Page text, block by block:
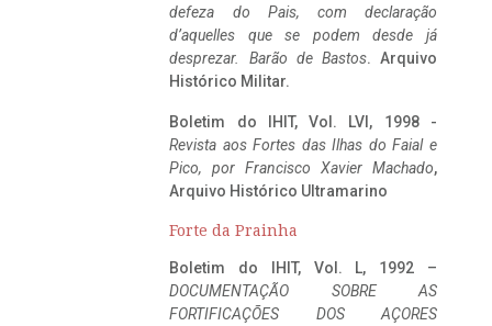
defeza do Pais, com declaração
d’aquelles que se podem desde já
desprezar. Barão de Bastos. Arquivo
Histórico Militar.
Boletim do IHIT, Vol. LVI, 1998 -
Revista aos Fortes das Ilhas do Faial e
Pico, por Francisco Xavier Machado,
Arquivo Histórico Ultramarino
Forte da Prainha
Boletim do IHIT, Vol. L, 1992 –
DOCUMENTAÇÃO SOBRE AS
FORTIFICAÇÕES DOS AÇORES